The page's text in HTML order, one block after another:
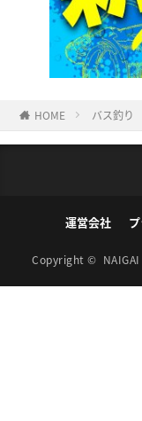
HOME バス釣り
運営会社
Copyright ©